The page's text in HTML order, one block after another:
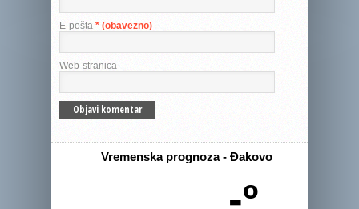
E-pošta * (obavezno)
Web-stranica
Vremenska prognoza - Đakovo
-º